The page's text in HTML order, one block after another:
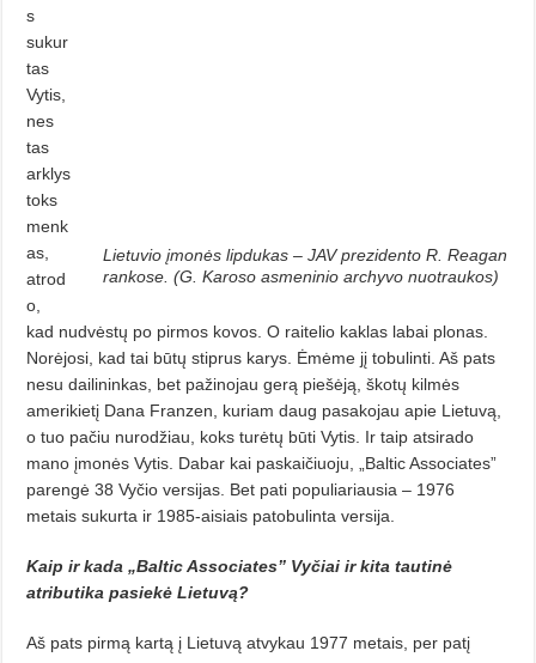
Lietuvio įmonės lipdukas – JAV prezidento R. Reagan
rankose. (G. Karoso asmeninio archyvo nuotraukos)
s
sukur
tas
Vytis,
nes
tas
arklys
toks
menk
as,
atrod
o,
kad nudvėstų po pirmos kovos. O raitelio kaklas labai plonas.
Norėjosi, kad tai būtų stiprus karys. Ėmėme jį tobulinti. Aš pats
nesu dailininkas, bet pažinojau gerą piešėją, škotų kilmės
amerikietį Dana Franzen, kuriam daug pasakojau apie Lietuvą,
o tuo pačiu nurodžiau, koks turėtų būti Vytis. Ir taip atsirado
mano įmonės Vytis. Dabar kai paskaičiuoju, „Baltic Associates”
parengė 38 Vyčio versijas. Bet pati populiariausia – 1976
metais sukurta ir 1985-aisiais patobulinta versija.
Kaip ir kada „Baltic Associates” Vyčiai ir kita tautinė
atributika pasiekė Lietuvą?
Aš pats pirmą kartą į Lietuvą atvykau 1977 metais, per patį